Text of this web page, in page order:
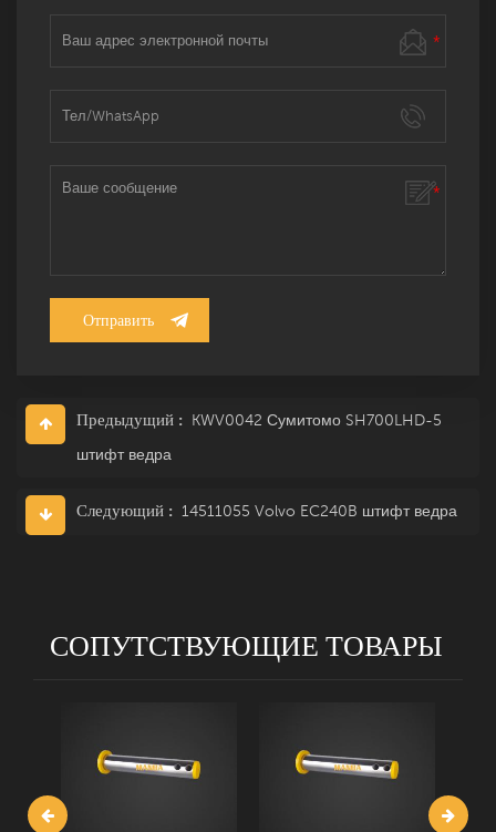
Предыдущий : KWV0042 Сумитомо SH700LHD-5
штифт ведра
Следующий : 14511055 Volvo EC240B штифт ведра
СОПУТСТВУЮЩИЕ ТОВАРЫ